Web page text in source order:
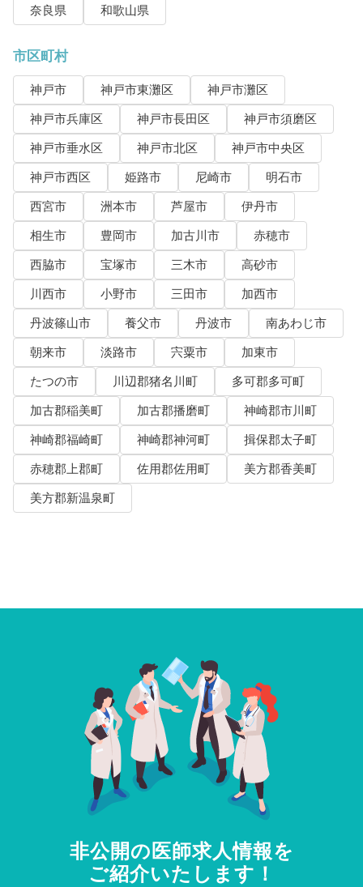
奈良県
和歌山県
市区町村
神戸市 神戸市東灘区
神戸市灘区
神戸市兵庫区
神戸市長田区
神戸市須磨区
神戸市垂水区
神戸市北区
神戸市中央区
神戸市西区
姫路市 尼崎市
明石市
西宮市
洲本市 芦屋市
伊丹市
相生市
豊岡市 加古川市
赤穂市
西脇市
宝塚市 三木市
高砂市
川西市
小野市 三田市
加西市
丹波篠山市
養父市 丹波市
南あわじ市
朝来市
淡路市 宍粟市
加東市
たつの市
川辺郡猪名川町
多可郡多可町
加古郡稲美町
加古郡播磨町
神崎郡市川町
神崎郡福崎町
神崎郡神河町
揖保郡太子町
赤穂郡上郡町
佐用郡佐用町
美方郡香美町
美方郡新温泉町
非公開の医師求人情報を
ご紹介いたします！